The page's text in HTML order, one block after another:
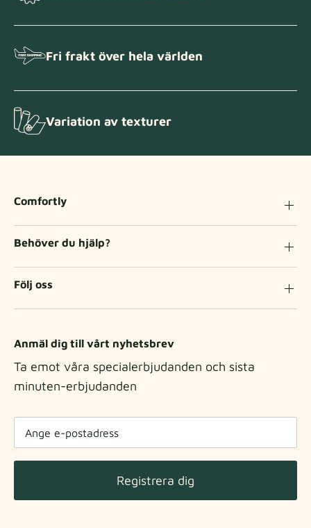
Fri frakt över hela världen
Variation av texturer
Anmäl dig till vårt nyhetsbrev
Ta emot våra specialerbjudanden och sista
minuten-erbjudanden
Registrera dig
Comfortly
Behöver du hjälp?
Följ oss